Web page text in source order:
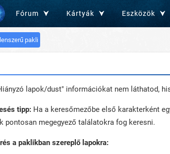
Fórum Kártyák Eszközök
pakli
lapok/dust" információkat nem láthatod,
tipp: Ha a keresőmezőbe első karakterként
pontosan megegyező találatokra fog keresni.
a paklikban szereplő lapokra: